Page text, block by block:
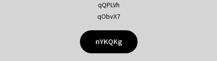
qQPLVh
qObvX7
nYKQKg